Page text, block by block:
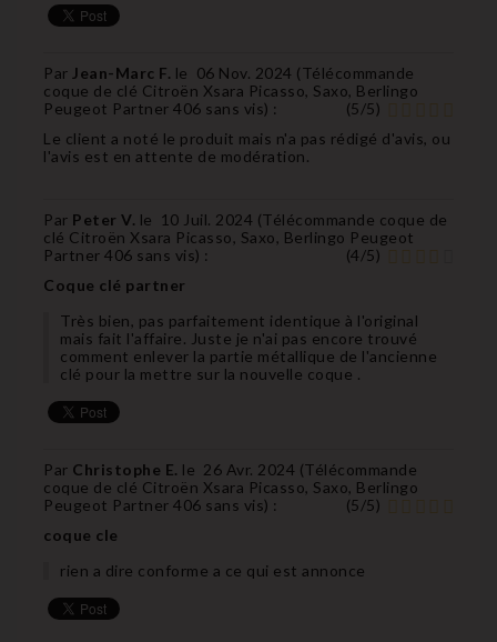
Par Jean-Marc F. le 06 Nov. 2024 (Télécommande
coque de clé Citroën Xsara Picasso, Saxo, Berlingo
Peugeot Partner 406 sans vis) : (5/5)
Le client a noté le produit mais n'a pas rédigé d'avis, ou
l'avis est en attente de modération.
Par Peter V. le 10 Juil. 2024 (Télécommande coque de
clé Citroën Xsara Picasso, Saxo, Berlingo Peugeot
Partner 406 sans vis) : (4/5)
Coque clé partner
Très bien, pas parfaitement identique à l'original
mais fait l'affaire. Juste je n'ai pas encore trouvé
comment enlever la partie métallique de l'ancienne
clé pour la mettre sur la nouvelle coque .
Par Christophe E. le 26 Avr. 2024 (Télécommande
coque de clé Citroën Xsara Picasso, Saxo, Berlingo
Peugeot Partner 406 sans vis) : (5/5)
coque cle
rien a dire conforme a ce qui est annonce